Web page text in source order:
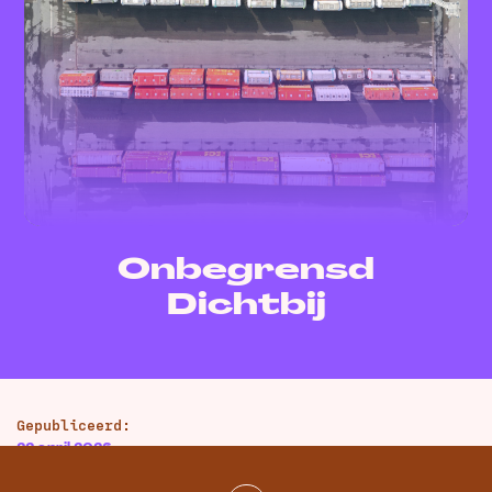
Onbegrensd
Dichtbij
Gepubliceerd:
22 april 2026